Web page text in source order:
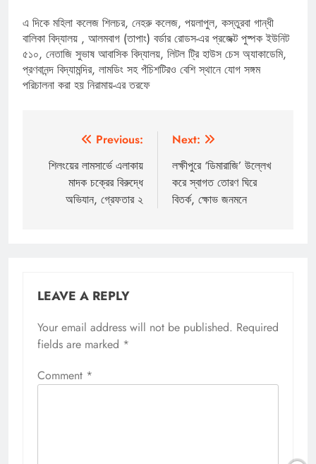
এ দিকে মহিলা কলেজ শিলচর, নেহরু কলেজ, পয়লাপুল, কস্তুরবা গান্ধী
বালিকা বিদ্যালয় , আলমবাগ (তাপাং) বর্ডার রোডস-এর প্রজেক্ট পুষ্পক ইউনিট
৫১০, নেতাজি সুভাষ আবাসিক বিদ্যালয়, লিটল ট্রি হাউস চেস অ্যাকাডেমি,
প্রণবানন্দ বিদ্যামন্দির, লামডিং সহ পঁচিশটিরও বেশি স্থানে যোগ সঙ্গম
পরিচালনা করা হয় নিরামায়-এর তরফে
navigation
Previous:
শিলংয়ের লামসার্ভে এলাকায়
মাদক চক্রের বিরুদ্ধে
অভিযান, গ্রেফতার ২
Next:
লক্ষীপুরে ‘ডিমারাজি’ উল্লেখ
করে স্বাগত তোরণ ঘিরে
বিতর্ক, ক্ষোভ জনমনে
LEAVE A REPLY
Your email address will not be published. Required
fields are marked *
Comment *